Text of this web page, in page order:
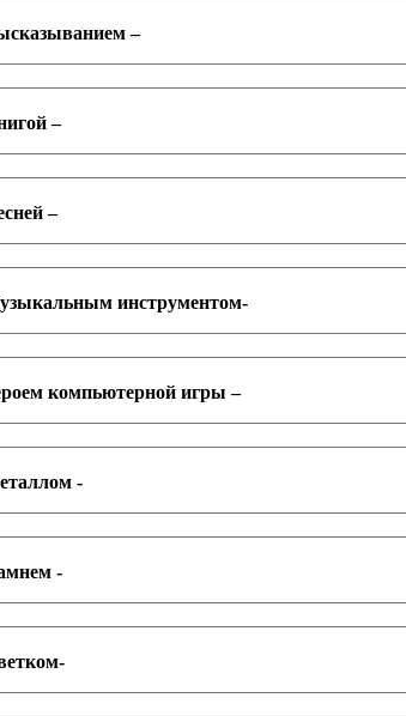
–
–
–
инструментом-
компьютерной игры –
-
-